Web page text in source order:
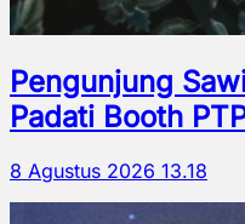
Pengunjung
Padati Booth
8 Agustus 2026 13.18